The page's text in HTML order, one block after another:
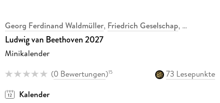
Georg Ferdinand Waldmüller, Friedrich Geselschap,
Ludwig van Beethoven 2027
Minikalender
(0 Bewertungen)15
73 Lesepunkte
Kalender